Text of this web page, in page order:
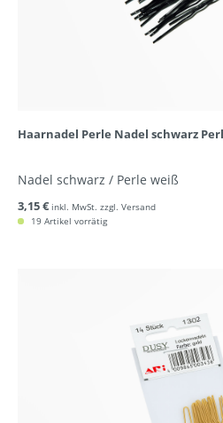
Haarnadel Perle Nadel schwarz
Nadel schwarz / Perle weiß
3,15 € inkl. MwSt. zzgl. Versand
19 Artikel vorrätig